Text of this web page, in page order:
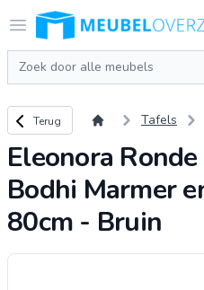
Open menu
Logo Meubeloverzicht.nl
Zoeken
Terug naar overzicht
Terug Tafels
Eleonora
Bodhi Marmer
80cm - Bruin